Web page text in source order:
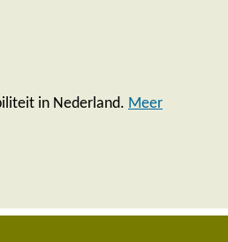
in Nederland. Meer